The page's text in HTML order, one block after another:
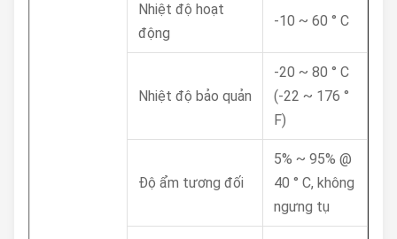
Nhiệt độ hoạt
động
-10 ~ 60 ° C
Nhiệt độ bảo quản
-20 ~ 80 ° C
(-22 ~ 176 °
F)
Độ ẩm tương đối
5% ~ 95% @
40 ° C, không
ngưng tụ